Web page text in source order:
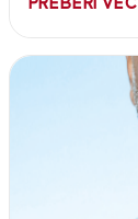
PREBERI VEČ